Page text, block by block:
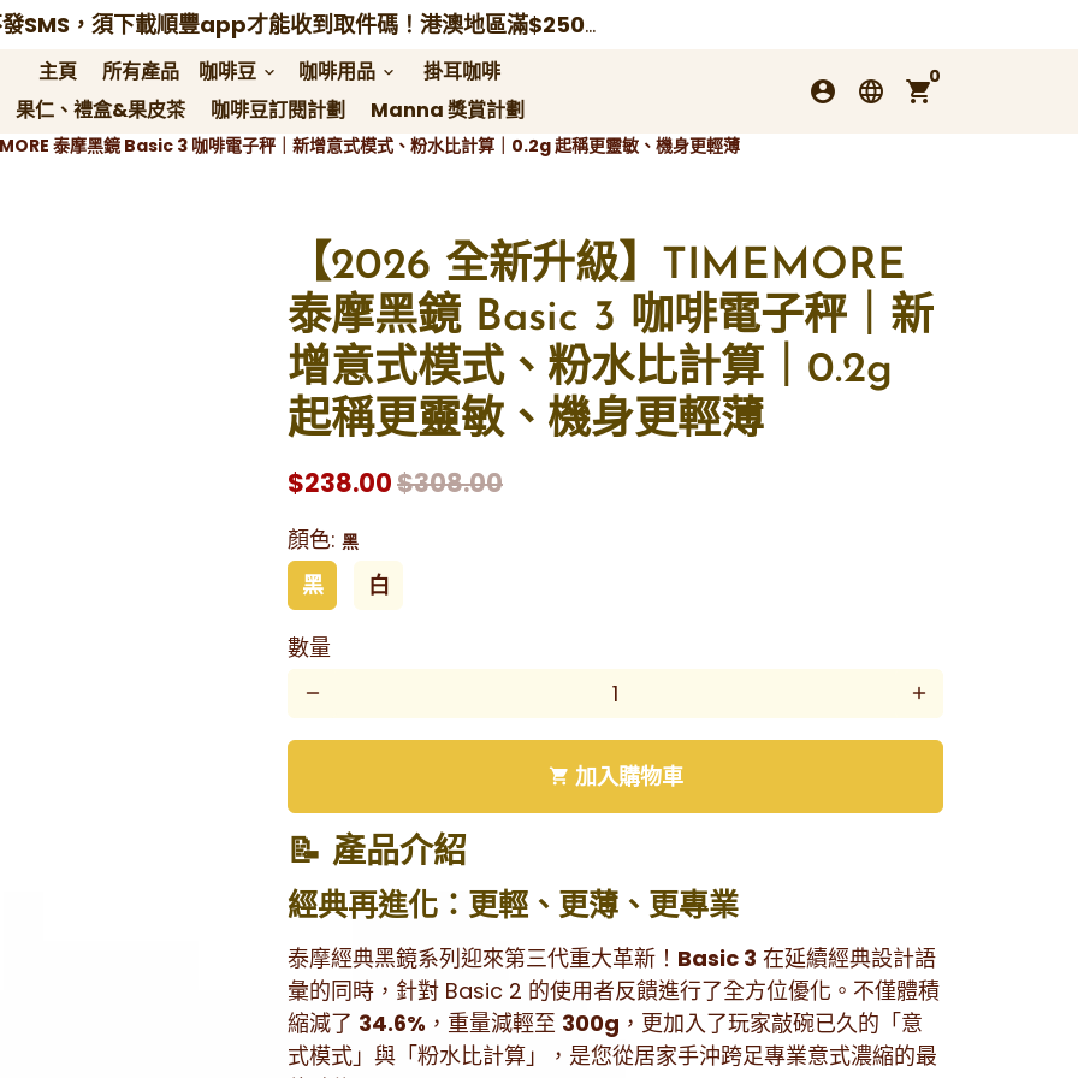
順豐不發SMS，須下載順豐app才能收到取件碼！港澳地區滿$250免運費，
主頁 所有產品 咖啡豆 keyboard_arrow_down 咖啡用品 keyboard_arrow_down
掛耳咖啡
果仁、禮盒&果皮茶
咖啡豆訂閱計劃 Manna 獎賞計劃
account_circle language shopping_cart
0
泰摩黑鏡 Basic 3 咖啡電子秤｜新增意式模式、粉水比計算｜0.2g 起稱更靈敏、機身更輕薄
【2026 全新升級】TIMEMORE
泰摩黑鏡 Basic 3 咖啡電子秤｜新
增意式模式、粉水比計算｜0.2g
起稱更靈敏、機身更輕薄
$238.00$308.00
顏色: 黑
黑 白
數量
remove add
shopping_cart 加入購物車
📝 產品介紹
經典再進化：更輕、更薄、更專業
泰摩經典黑鏡系列迎來第三代重大革新！ Basic 3 在延續經典設計語
彙的同時，針對 Basic 2 的使用者反饋進行了全方位優化。不僅體積
縮減了 34.6% ，重量減輕至 300g ，更加入了玩家敲碗已久的「意
式模式」與「粉水比計算」，是您從居家手沖跨足專業意式濃縮的最